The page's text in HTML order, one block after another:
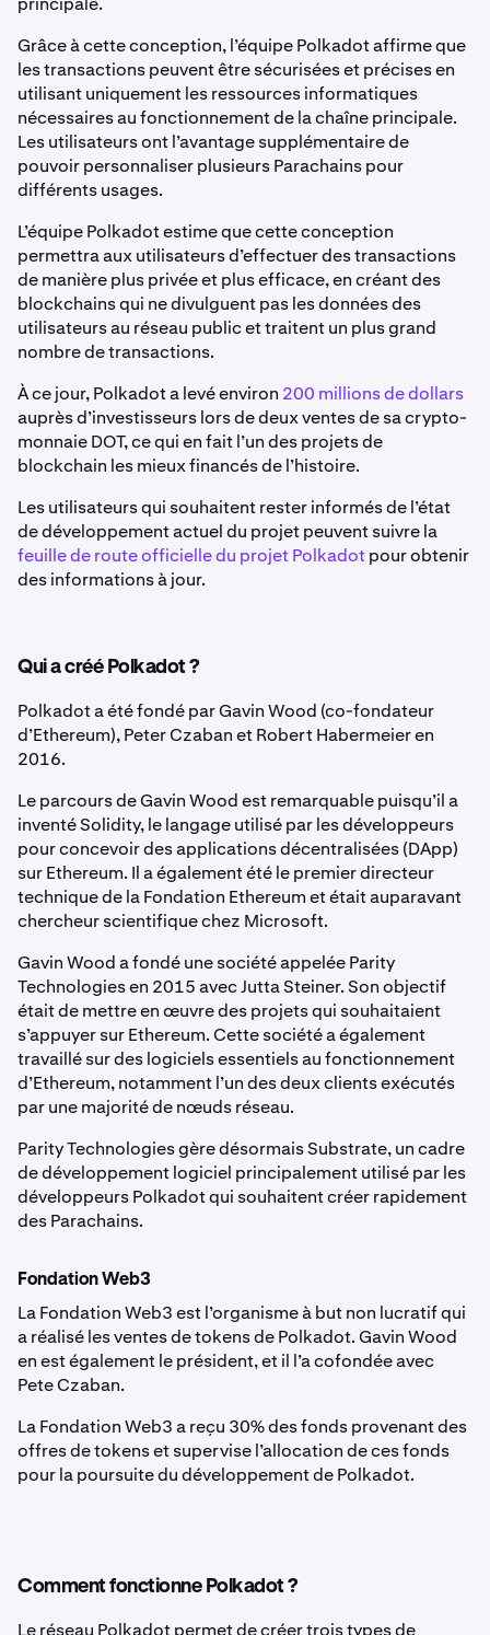
Grâce à cette conception, l’équipe Polkadot affirme que
les transactions peuvent être sécurisées et précises en
utilisant uniquement les ressources informatiques
nécessaires au fonctionnement de la chaîne principale.
Les utilisateurs ont l’avantage supplémentaire de
pouvoir personnaliser plusieurs Parachains pour
différents usages.
L’équipe Polkadot estime que cette conception
permettra aux utilisateurs d’effectuer des transactions
de manière plus privée et plus efficace, en créant des
blockchains qui ne divulguent pas les données des
utilisateurs au réseau public et traitent un plus grand
nombre de transactions.
À ce jour, Polkadot a levé environ 200 millions de dollars
auprès d’investisseurs lors de deux ventes de sa crypto-
monnaie DOT, ce qui en fait l’un des projets de
blockchain les mieux financés de l’histoire.
Les utilisateurs qui souhaitent rester informés de l’état
de développement actuel du projet peuvent suivre la
feuille de route officielle du projet Polkadotpour obtenir
des informations à jour.
Qui a créé Polkadot ?
Polkadot a été fondé par Gavin Wood (co-fondateur
d’Ethereum), Peter Czaban et Robert Habermeier en
2016.
Le parcours de Gavin Wood est remarquable puisqu’il a
inventé Solidity, le langage utilisé par les développeurs
pour concevoir des applications décentralisées (DApp)
sur Ethereum. Il a également été le premier directeur
technique de la Fondation Ethereum et était auparavant
chercheur scientifique chez Microsoft.
Gavin Wood a fondé une société appelée Parity
Technologies en 2015 avec Jutta Steiner. Son objectif
était de mettre en œuvre des projets qui souhaitaient
s’appuyer sur Ethereum. Cette société a également
travaillé sur des logiciels essentiels au fonctionnement
d’Ethereum, notamment l’un des deux clients exécutés
par une majorité de nœuds réseau.
Parity Technologies gère désormais Substrate, un cadre
de développement logiciel principalement utilisé par les
développeurs Polkadot qui souhaitent créer rapidement
des Parachains.
Fondation Web3
La Fondation Web3 est l’organisme à but non lucratif qui
a réalisé les ventes de tokens de Polkadot. Gavin Wood
en est également le président, et il l’a cofondée avec
Pete Czaban.
La Fondation Web3 a reçu 30% des fonds provenant des
offres de tokens et supervise l’allocation de ces fonds
pour la poursuite du développement de Polkadot.
Comment fonctionne Polkadot ?
Le réseau Polkadot permet de créer trois types de